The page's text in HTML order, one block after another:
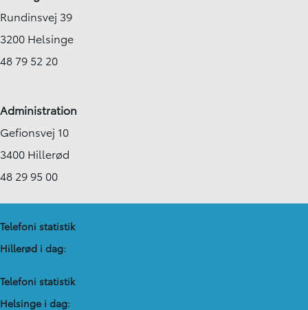
Rundinsvej 39
3200 Helsinge
48 79 52 20
Administration
Gefionsvej 10
3400 Hillerød
48 29 95 00
Telefoni statistik
Hillerød i dag:
Telefoni statistik
Helsinge i dag: